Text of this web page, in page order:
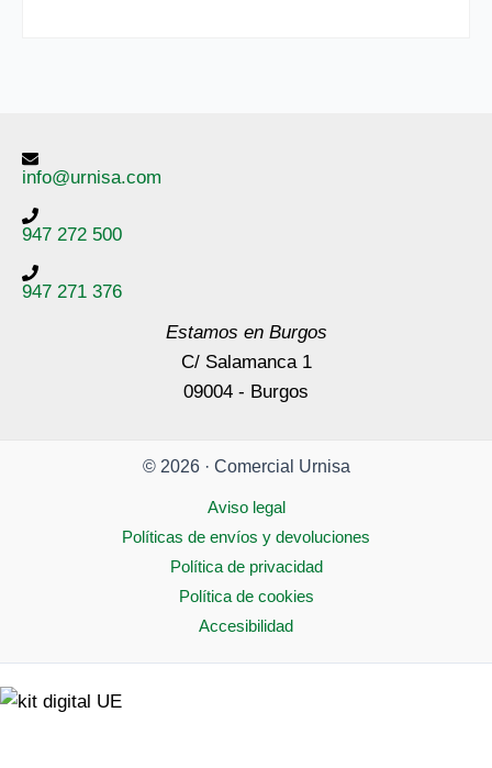
info@urnisa.com
947 272 500
947 271 376
Estamos en Burgos
C/ Salamanca 1
09004 - Burgos
© 2026 · Comercial Urnisa
Aviso legal
Políticas de envíos y devoluciones
Política de privacidad
Política de cookies
Accesibilidad